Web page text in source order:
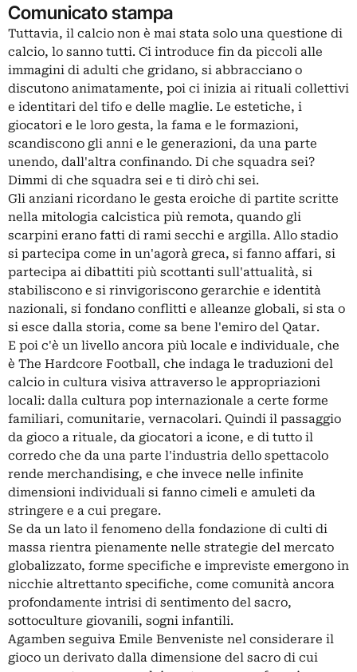
Comunicato stampa
Tuttavia, il calcio non è mai stata solo una questione di
calcio, lo sanno tutti. Ci introduce fin da piccoli alle
immagini di adulti che gridano, si abbracciano o
discutono animatamente, poi ci inizia ai rituali collettivi
e identitari del tifo e delle maglie. Le estetiche, i
giocatori e le loro gesta, la fama e le formazioni,
scandiscono gli anni e le generazioni, da una parte
unendo, dall'altra confinando. Di che squadra sei?
Dimmi di che squadra sei e ti dirò chi sei.
Gli anziani ricordano le gesta eroiche di partite scritte
nella mitologia calcistica più remota, quando gli
scarpini erano fatti di rami secchi e argilla. Allo stadio
si partecipa come in un'agorà greca, si fanno affari, si
partecipa ai dibattiti più scottanti sull'attualità, si
stabiliscono e si rinvigoriscono gerarchie e identità
nazionali, si fondano conflitti e alleanze globali, si sta o
si esce dalla storia, come sa bene l'emiro del Qatar.
E poi c'è un livello ancora più locale e individuale, che
è The Hardcore Football, che indaga le traduzioni del
calcio in cultura visiva attraverso le appropriazioni
locali: dalla cultura pop internazionale a certe forme
familiari, comunitarie, vernacolari. Quindi il passaggio
da gioco a rituale, da giocatori a icone, e di tutto il
corredo che da una parte l'industria dello spettacolo
rende merchandising, e che invece nelle infinite
dimensioni individuali si fanno cimeli e amuleti da
stringere e a cui pregare.
Se da un lato il fenomeno della fondazione di culti di
massa rientra pienamente nelle strategie del mercato
globalizzato, forme specifiche e impreviste emergono in
nicchie altrettanto specifiche, come comunità ancora
profondamente intrisi di sentimento del sacro,
sottoculture giovanili, sogni infantili.
Agamben seguiva Emile Benveniste nel considerare il
gioco un derivato dalla dimensione del sacro di cui